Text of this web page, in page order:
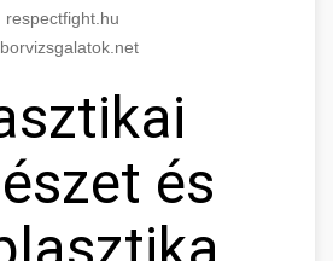
respectfight.hu
és